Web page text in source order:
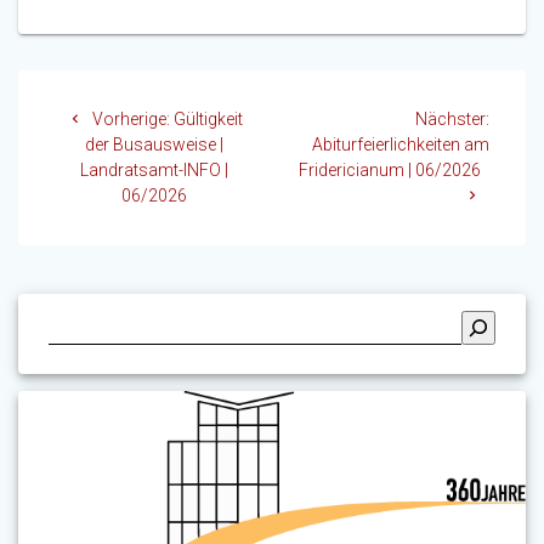
Vorherige: Vorheriger
Beitrag:
Gültigkeit
der Busausweise |
Landratsamt-INFO |
06/2026
Nächster:
Abiturfeierlichkeiten am
Fridericianum | 06/2026